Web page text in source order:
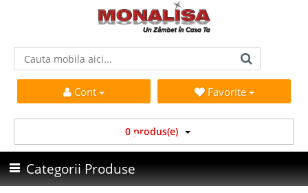
Cont Favorite
0 produs(e)
Categorii Produse